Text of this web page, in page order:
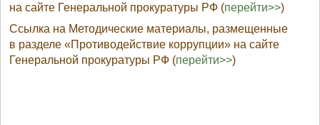
на сайте Генеральной прокуратуры РФ (перейти>>)
Ссылка на Методические материалы, размещенные
в разделе «Противодействие коррупции» на сайте
Генеральной прокуратуры РФ (перейти>>)